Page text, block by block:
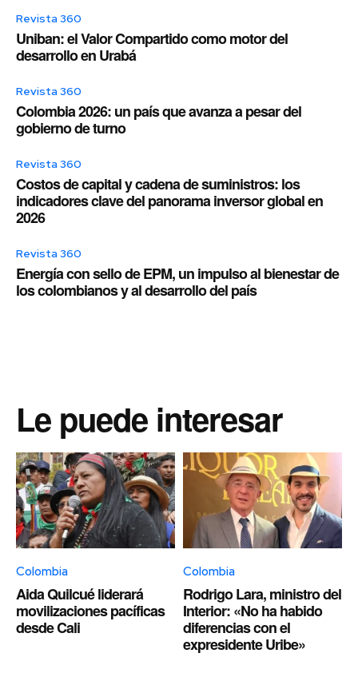
Revista 360
Uniban: el Valor Compartido como motor del
desarrollo en Urabá
Revista 360
Colombia 2026: un país que avanza a pesar del
gobierno de turno
Revista 360
Costos de capital y cadena de suministros: los
indicadores clave del panorama inversor global en
2026
Revista 360
Energía con sello de EPM, un impulso al bienestar de
los colombianos y al desarrollo del país
Le puede interesar
Colombia
Aida Quilcué liderará
movilizaciones pacíficas
desde Cali
Colombia
Rodrigo Lara, ministro del
Interior: «No ha habido
diferencias con el
expresidente Uribe»